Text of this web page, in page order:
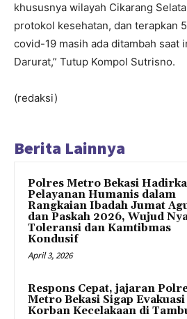
khususnya wilayah Cikarang
protokol kesehatan, dan terapkan
covid-19 masih ada ditambah saat
Darurat,” Tutup Kompol Sutrisno.
(redaksi)
Berita Lainnya
Polres Metro Bekasi
Pelayanan Humanis dalam
Rangkaian Ibadah Jumat
dan Paskah 2026, Wujud
Toleransi dan Kamtibmas
Kondusif
April 3, 2026
Respons Cepat, jajaran
Metro Bekasi Sigap Evakuasi
Korban Kecelakaan di